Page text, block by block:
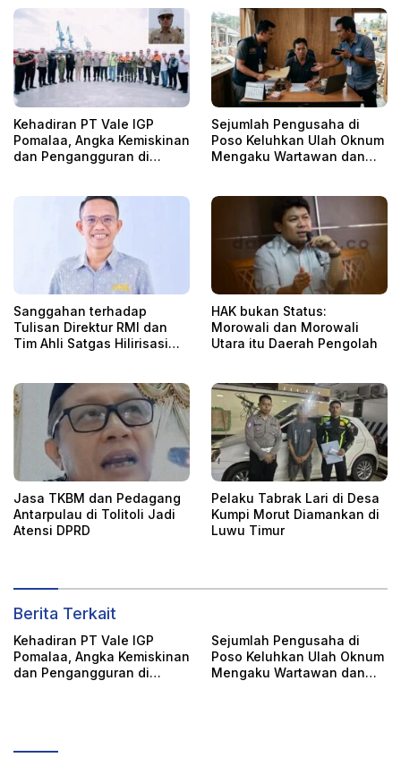
Kehadiran PT Vale IGP
Pomalaa, Angka Kemiskinan
dan Pengangguran di
Sejumlah Pengusaha di
Poso Keluhkan Ulah Oknum
Mengaku Wartawan dan
Sanggahan terhadap
Tulisan Direktur RMI dan
Tim Ahli Satgas Hilirisasi
HAK bukan Status:
Morowali dan Morowali
Utara itu Daerah Pengolah
Jasa TKBM dan Pedagang
Antarpulau di Tolitoli Jadi
Atensi DPRD
Pelaku Tabrak Lari di Desa
Kumpi Morut Diamankan di
Luwu Timur
Berita Terkait
Kehadiran PT Vale IGP
Pomalaa, Angka Kemiskinan
dan Pengangguran di
Sejumlah Pengusaha di
Poso Keluhkan Ulah Oknum
Mengaku Wartawan dan